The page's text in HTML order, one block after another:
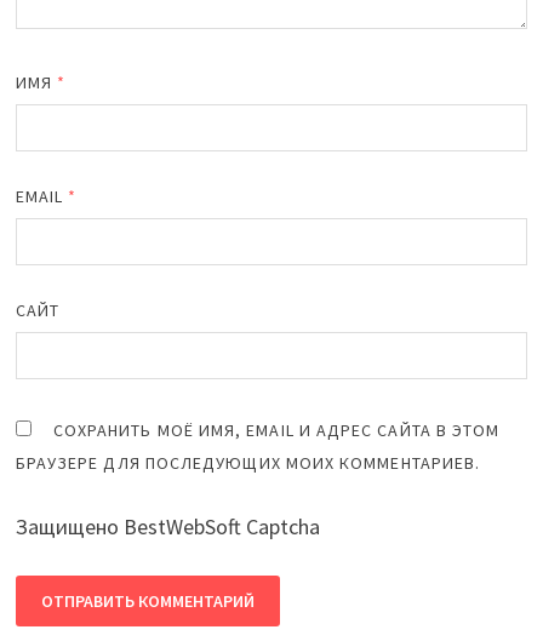
ИМЯ *
EMAIL *
САЙТ
СОХРАНИТЬ МОЁ ИМЯ, EMAIL И АДРЕС САЙТА В ЭТОМ
БРАУЗЕРЕ ДЛЯ ПОСЛЕДУЮЩИХ МОИХ КОММЕНТАРИЕВ.
Защищено BestWebSoft Captcha